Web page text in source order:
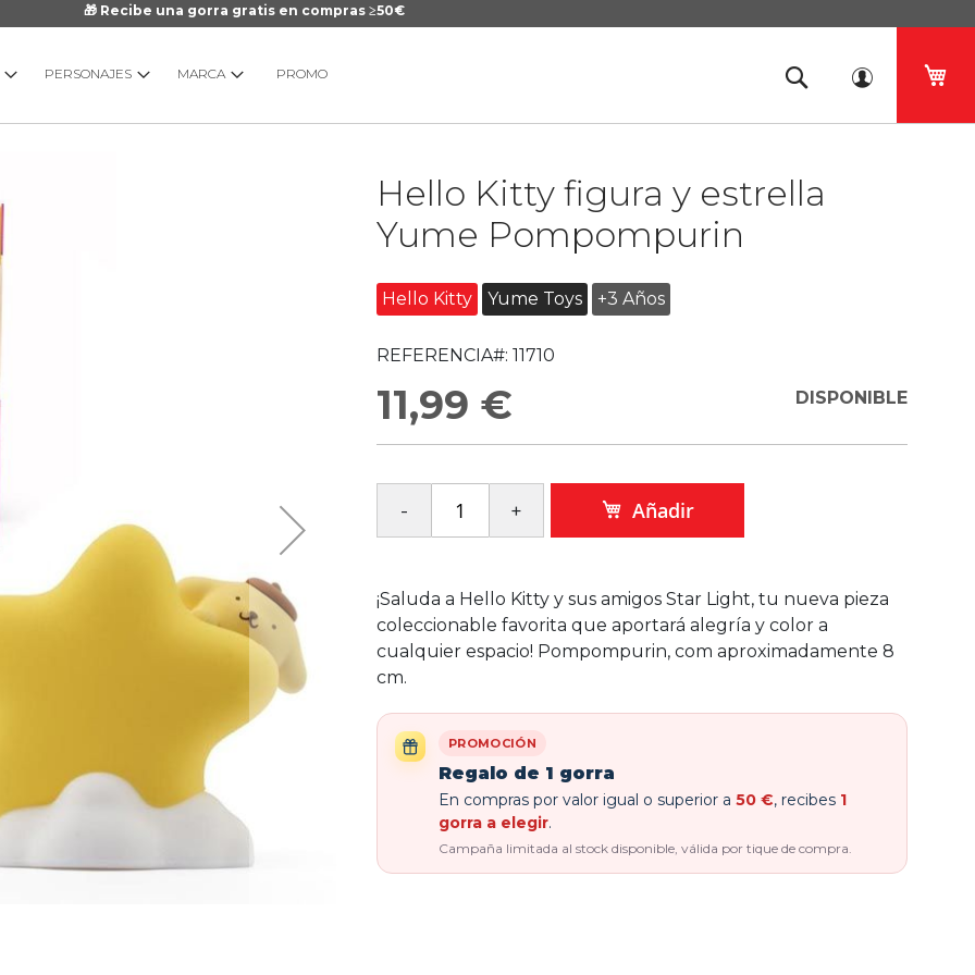
🎁 Recibe una gorra gratis en compras ≥50€
PERSONAJES MARCA PROMO
Hello Kitty figura y estrella
Yume Pompompurin
Hello Kitty Yume Toys +3 Años
REFERENCIA#: 11710
11,99 € DISPONIBLE
Añadir
¡Saluda a Hello Kitty y sus amigos Star Light, tu nueva pieza
coleccionable favorita que aportará alegría y color a
cualquier espacio! Pompompurin, com aproximadamente 8
cm.
PROMOCIÓN
Regalo de 1 gorra
En compras por valor igual o superior a 50 €, recibes 1
gorra a elegir.
Campaña limitada al stock disponible, válida por tique de compra.
galería
imágenes